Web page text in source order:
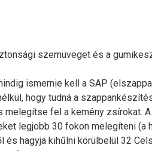
szemüveget és a
ismernie kell a SAP
hogy tudná a
fel a kemény zsírokat.
legjobb 30 fokon melegíteni
hagyja kihűlni körülbelül 32